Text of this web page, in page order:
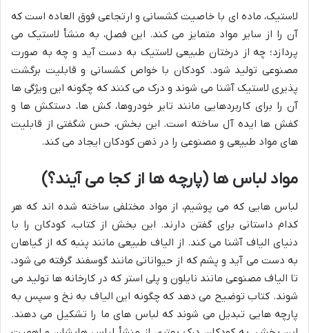
لاستیک، ماده ای با خاصیت کشسانی و ارتجاعی فوق العاده است که
آن را از سایر مواد متمایز می کند. این فصل، به منشأ لاستیک می
پردازد؛ چه از درختان طبیعی لاستیک به دست آید و چه به صورت
مصنوعی تولید شود. کودکان با خواص کشسانی و قابلیت برگشت
پذیری لاستیک آشنا می شوند و درک می کنند که چگونه این ویژگی ها
آن را برای کاربردهایی مانند تایر خودروها، کش ها، دستکش ها و
کفش ها ایده آل ساخته است. این بخش، حس شگفتی از قابلیت
های مواد طبیعی و مصنوعی را در ذهن کودکان ایجاد می کند.
مواد لباس ها (پارچه ها از کجا می آیند؟)
لباس هایی که می پوشیم، از مواد مختلفی ساخته شده اند که هر
کدام داستانی برای گفتن دارند. این بخش از کتاب، کودکان را با
دنیای الیاف آشنا می کند. از الیاف طبیعی مانند پنبه که از گیاهان
به دست می آید و پشم که از حیواناتی مانند گوسفند گرفته می شود،
تا الیاف مصنوعی مانند نایلون و پلی استر که در کارخانه ها تولید می
شوند. کتاب توضیح می دهد که چگونه این الیاف به نخ و سپس به
پارچه هایی تبدیل می شوند که لباس های ما را تشکیل می دهند.